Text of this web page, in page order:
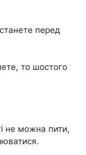
перед
то шостого
не можна пити,